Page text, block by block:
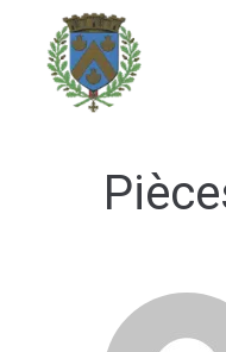
principal